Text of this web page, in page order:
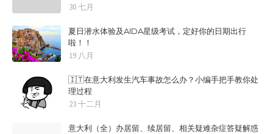
30 七月
夏日潜水体验及AIDA星级考试，定好你的日期出行
啦！！
19 八月
🇮🇹在意大利发生汽车事故怎么办？小编手把手教你处
理过程
23 十二月
意大利（全）办居留、续居留、相关疑难杂症答疑解惑